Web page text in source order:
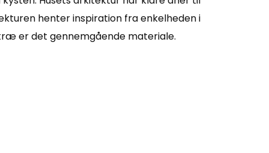
henter inspiration fra enkelheden i
er det gennemgående materiale.